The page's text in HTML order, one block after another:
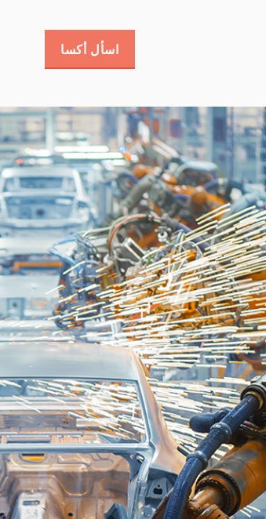
اسأل أكسا